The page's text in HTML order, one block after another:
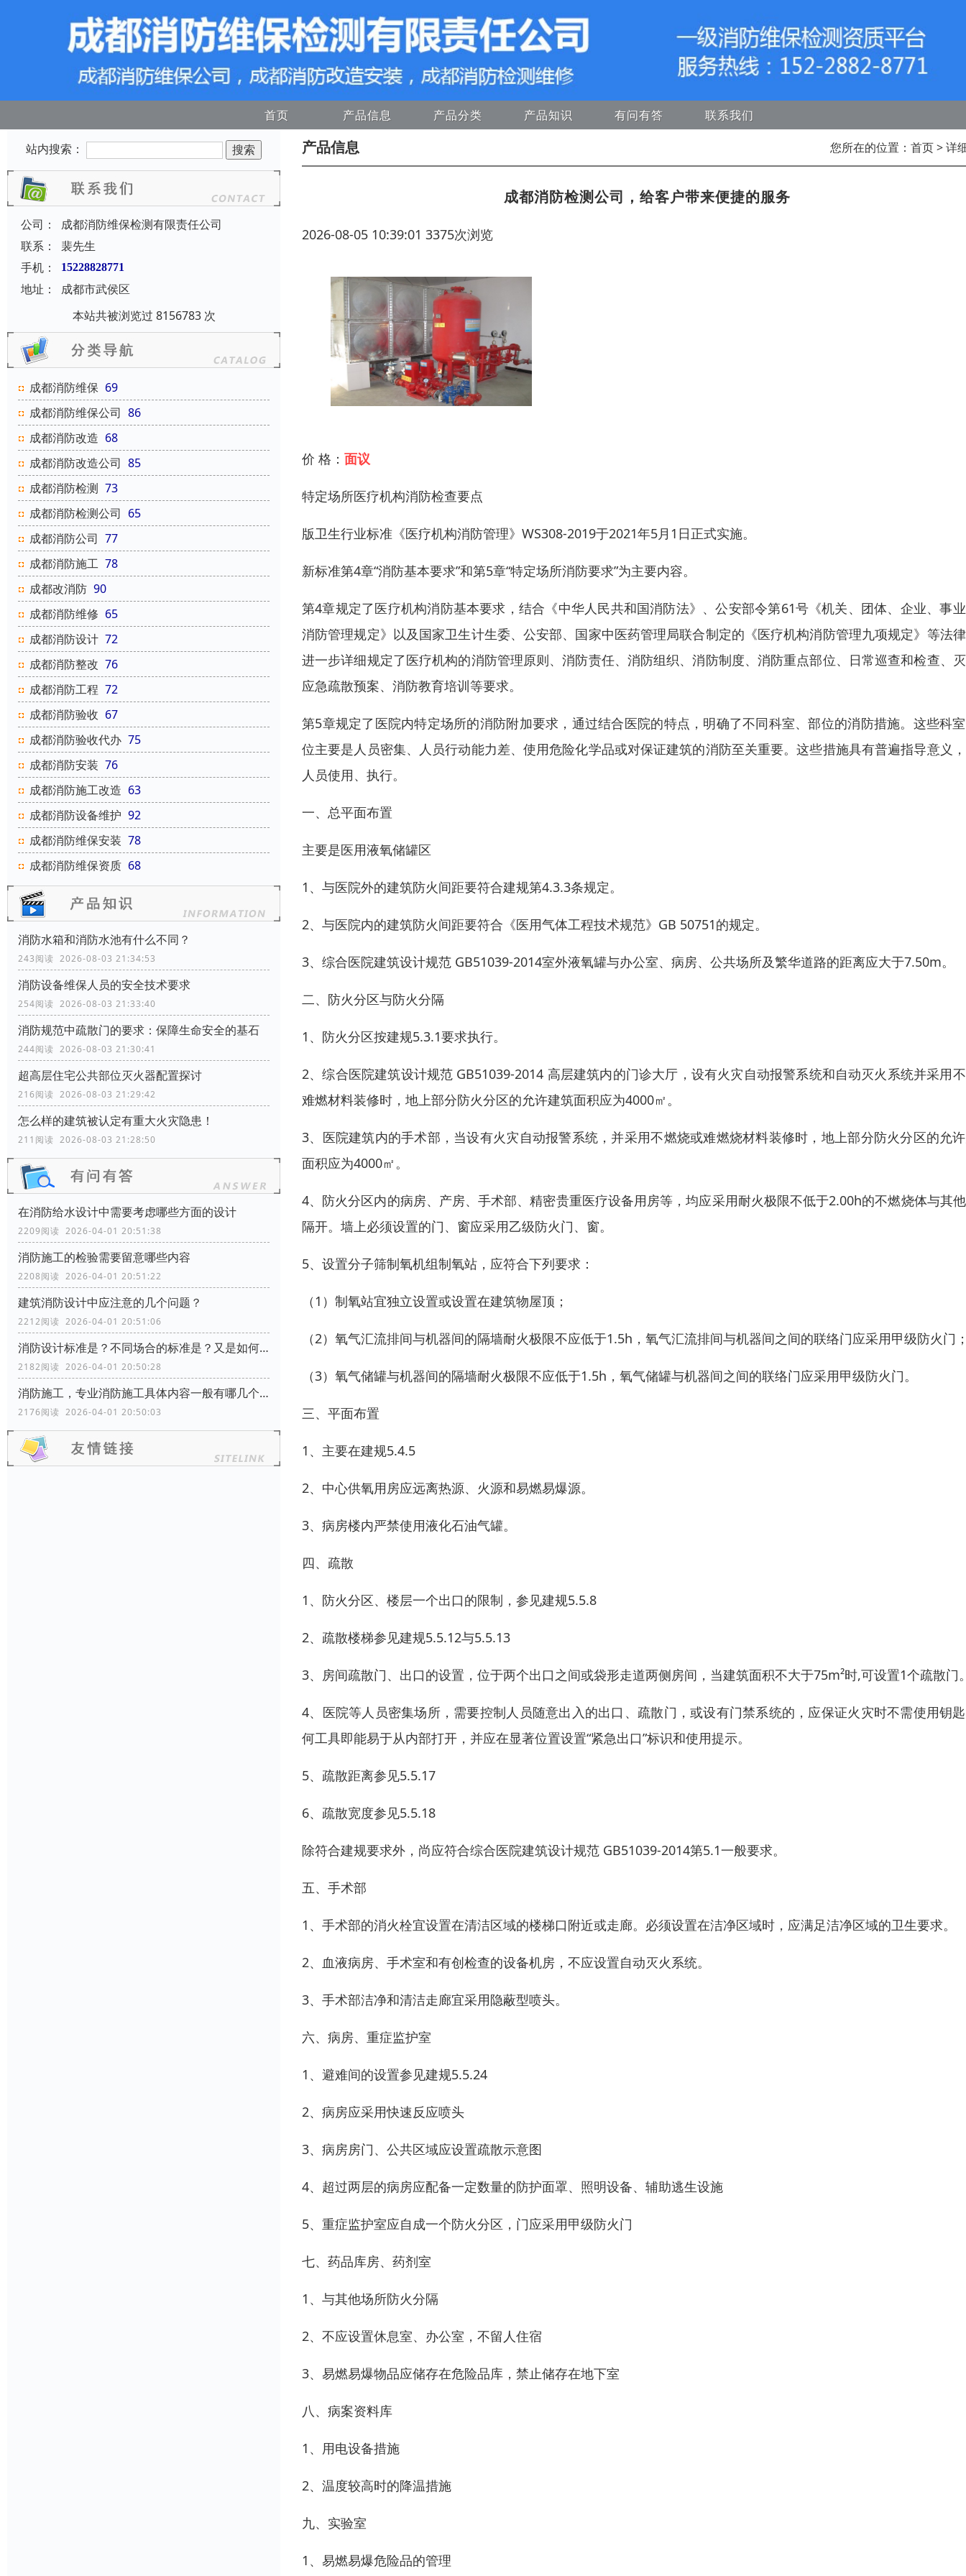
首页 产品信息 产品分类 产品知识 有问有答 联系我们
站内搜索：
公司：
成都消防维保检测有限责任公司
联系：
裴先生
手机：
15228828771
地址：
成都市武侯区
本站共被浏览过 8156783 次
成都消防维保 69
成都消防维保公司 86
成都消防改造 68
成都消防改造公司 85
成都消防检测 73
成都消防检测公司 65
成都消防公司 77
成都消防施工 78
成都改消防 90
成都消防维修 65
成都消防设计 72
成都消防整改 76
成都消防工程 72
成都消防验收 67
成都消防验收代办 75
成都消防安装 76
成都消防施工改造 63
成都消防设备维护 92
成都消防维保安装 78
成都消防维保资质 68
消防水箱和消防水池有什么不同？
243阅读 2026-08-03 21:34:53
消防设备维保人员的安全技术要求
254阅读 2026-08-03 21:33:40
消防规范中疏散门的要求：保障生命安全的基石
244阅读 2026-08-03 21:30:41
超高层住宅公共部位灭火器配置探讨
216阅读 2026-08-03 21:29:42
怎么样的建筑被认定有重大火灾隐患！
211阅读 2026-08-03 21:28:50
在消防给水设计中需要考虑哪些方面的设计
2209阅读 2026-04-01 20:51:38
消防施工的检验需要留意哪些内容
2208阅读 2026-04-01 20:51:22
建筑消防设计中应注意的几个问题？
2212阅读 2026-04-01 20:51:06
消防设计标准是？不同场合的标准是？又是如何分类的？
2182阅读 2026-04-01 20:50:28
消防施工，专业消防施工具体内容一般有哪几个方面？
2176阅读 2026-04-01 20:50:03
产品信息 您所在的位置： 首页> 详
成都消防检测公司，给客户带来便捷的服务
2026-08-05 10:39:01 3375次浏览
价 格： 面议
特定场所医疗机构消防检查要点
版卫生行业标准《医疗机构消防管理》WS308-2019于2021年5月1日正式实施。
新标准第4章“消防基本要求”和第5章“特定场所消防要求”为主要内容。
第4章规定了医疗机构消防基本要求，结合《中华人民共和国消防法》、公安部令第61号《机关、团体、企业、事
消防管理规定》以及国家卫生计生委、公安部、国家中医药管理局联合制定的《医疗机构消防管理九项规定》等法
进一步详细规定了医疗机构的消防管理原则、消防责任、消防组织、消防制度、消防重点部位、日常巡查和检查、
应急疏散预案、消防教育培训等要求。
第5章规定了医院内特定场所的消防附加要求，通过结合医院的特点，明确了不同科室、部位的消防措施。这些科
位主要是人员密集、人员行动能力差、使用危险化学品或对保证建筑的消防至关重要。这些措施具有普遍指导意义
人员使用、执行。
一、总平面布置
主要是医用液氧储罐区
1、与医院外的建筑防火间距要符合建规第4.3.3条规定。
2、与医院内的建筑防火间距要符合《医用气体工程技术规范》GB 50751的规定。
3、综合医院建筑设计规范 GB51039-2014室外液氧罐与办公室、病房、公共场所及繁华道路的距离应大于7.50m。
二、防火分区与防火分隔
1、防火分区按建规5.3.1要求执行。
2、综合医院建筑设计规范 GB51039-2014 高层建筑内的门诊大厅，设有火灾自动报警系统和自动灭火系统并采用
难燃材料装修时，地上部分防火分区的允许建筑面积应为4000㎡。
3、医院建筑内的手术部，当设有火灾自动报警系统，并采用不燃烧或难燃烧材料装修时，地上部分防火分区的允
面积应为4000㎡。
4、防火分区内的病房、产房、手术部、精密贵重医疗设备用房等，均应采用耐火极限不低于2.00h的不燃烧体与其
隔开。墙上必须设置的门、窗应采用乙级防火门、窗。
5、设置分子筛制氧机组制氧站，应符合下列要求：
（1）制氧站宜独立设置或设置在建筑物屋顶；
（2）氧气汇流排间与机器间的隔墙耐火极限不应低于1.5h，氧气汇流排间与机器间之间的联络门应采用甲级防火门
（3）氧气储罐与机器间的隔墙耐火极限不应低于1.5h，氧气储罐与机器间之间的联络门应采用甲级防火门。
三、平面布置
1、主要在建规5.4.5
2、中心供氧用房应远离热源、火源和易燃易爆源。
3、病房楼内严禁使用液化石油气罐。
四、疏散
1、防火分区、楼层一个出口的限制，参见建规5.5.8
2、疏散楼梯参见建规5.5.12与5.5.13
3、房间疏散门、出口的设置，位于两个出口之间或袋形走道两侧房间，当建筑面积不大于75m²时,可设置1个疏散门
4、医院等人员密集场所，需要控制人员随意出入的出口、疏散门，或设有门禁系统的，应保证火灾时不需使用钥
何工具即能易于从内部打开，并应在显著位置设置“紧急出口”标识和使用提示。
5、疏散距离参见5.5.17
6、疏散宽度参见5.5.18
除符合建规要求外，尚应符合综合医院建筑设计规范 GB51039-2014第5.1一般要求。
五、手术部
1、手术部的消火栓宜设置在清洁区域的楼梯口附近或走廊。必须设置在洁净区域时，应满足洁净区域的卫生要求。
2、血液病房、手术室和有创检查的设备机房，不应设置自动灭火系统。
3、手术部洁净和清洁走廊宜采用隐蔽型喷头。
六、病房、重症监护室
1、避难间的设置参见建规5.5.24
2、病房应采用快速反应喷头
3、病房房门、公共区域应设置疏散示意图
4、超过两层的病房应配备一定数量的防护面罩、照明设备、辅助逃生设施
5、重症监护室应自成一个防火分区，门应采用甲级防火门
七、药品库房、药剂室
1、与其他场所防火分隔
2、不应设置休息室、办公室，不留人住宿
3、易燃易爆物品应储存在危险品库，禁止储存在地下室
八、病案资料库
1、用电设备措施
2、温度较高时的降温措施
九、实验室
1、易燃易爆危险品的管理